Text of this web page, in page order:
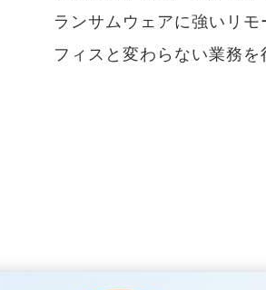
ランサムウェアに強いリ
フィスと変わらない業務を